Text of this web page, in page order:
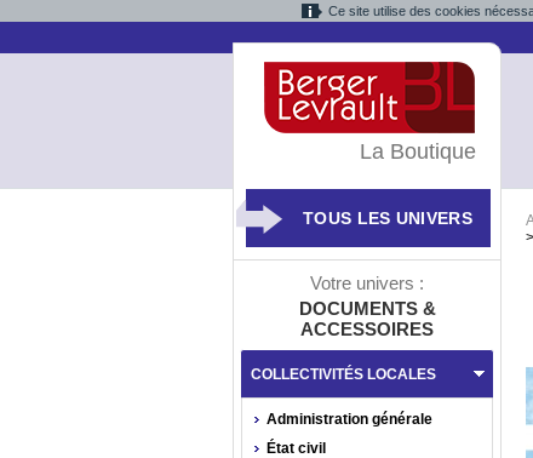
Ce site utilise des cookies
>
La Boutique
TOUS LES UNIVERS
Votre univers :
DOCUMENTS &
ACCESSOIRES
COLLECTIVITÉS LOCALES
Administration générale
État civil